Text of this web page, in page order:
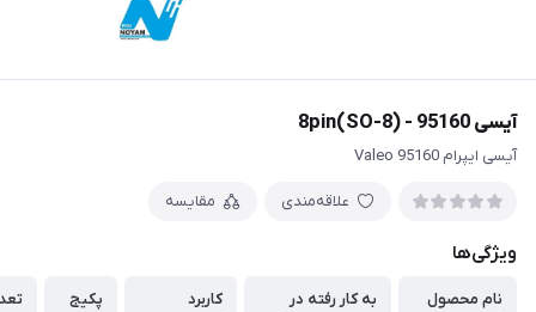
آیسی 8pin(SO-8) - 95160
آیسی ایپرام 95160 Valeo
علاقه‌مندی مقایسه
ویژگی‌ها
نام محصول
به کار رفته در
کاربرد
پکیج